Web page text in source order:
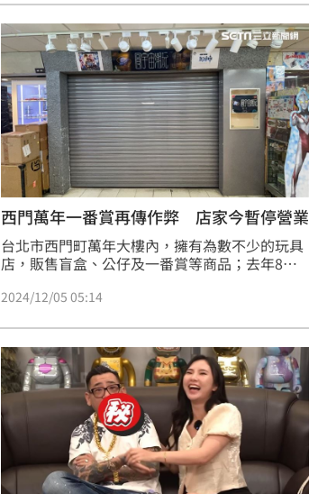
樣的C獎「平底鍋」，讓你在家怎麼煎都可愛。
西門萬年一番賞再傳作弊 店家今暫停營業
台北市西門町萬年大樓內，擁有為數不少的玩具
店，販售盲盒、公仔及一番賞等商品；去年8月
孰料，近日又有民眾抽完所有的籤後，2支最大
達成和解，儘管店家已透過LINE群組公開道歉，
並承諾將會取消活動，但今天仍選擇暫時歇業。
2024/12/05 05:14